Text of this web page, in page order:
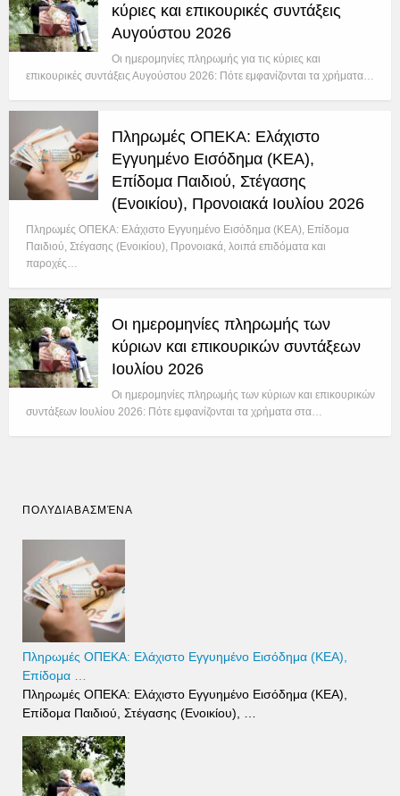
κύριες και επικουρικές συντάξεις
Αυγούστου 2026
Οι ημερομηνίες πληρωμής για τις κύριες και
επικουρικές συντάξεις Αυγούστου 2026: Πότε εμφανίζονται τα χρήματα…
Πληρωμές ΟΠΕΚΑ: Ελάχιστο
Εγγυημένο Εισόδημα (ΚΕΑ),
Επίδομα Παιδιού, Στέγασης
(Ενοικίου), Προνοιακά Ιουλίου 2026
Πληρωμές ΟΠΕΚΑ: Ελάχιστο Εγγυημένο Εισόδημα (ΚΕΑ), Επίδομα
Παιδιού, Στέγασης (Ενοικίου), Προνοιακά, λοιπά επιδόματα και
παροχές…
Οι ημερομηνίες πληρωμής των
κύριων και επικουρικών συντάξεων
Ιουλίου 2026
Οι ημερομηνίες πληρωμής των κύριων και επικουρικών
συντάξεων Ιουλίου 2026: Πότε εμφανίζονται τα χρήματα στα…
ΠΟΛΥΔΙΑΒΑΣΜΈΝΑ
Πληρωμές ΟΠΕΚΑ: Ελάχιστο Εγγυημένο Εισόδημα (ΚΕΑ),
Επίδομα …
Πληρωμές ΟΠΕΚΑ: Ελάχιστο Εγγυημένο Εισόδημα (ΚΕΑ),
Επίδομα Παιδιού, Στέγασης (Ενοικίου), …